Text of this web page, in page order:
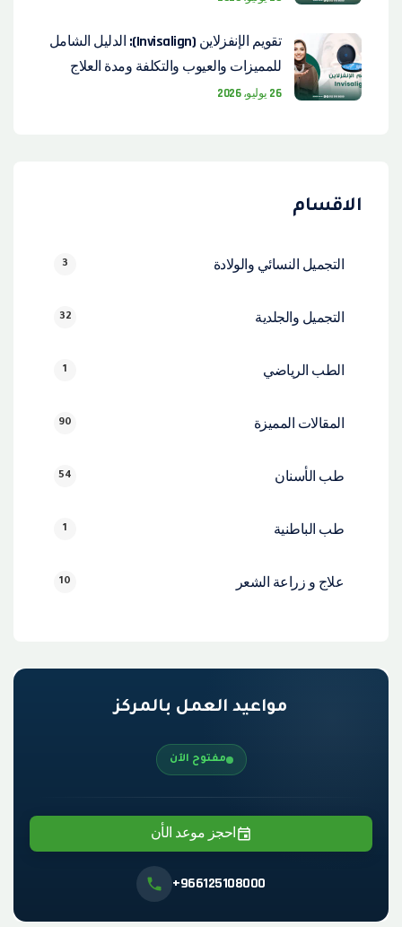
تقويم الإنفزلاين (Invisalign): الدليل الشامل
للمميزات والعيوب والتكلفة ومدة العلاج
26 يوليو، 2026
الاقسام
التجميل النسائي والولادة 3
التجميل والجلدية 32
الطب الرياضي 1
المقالات المميزة 90
طب الأسنان 54
طب الباطنية 1
علاج و زراعة الشعر 10
مواعيد العمل بالمركز
مفتوح الآن
احجز موعد الأن
+966125108000